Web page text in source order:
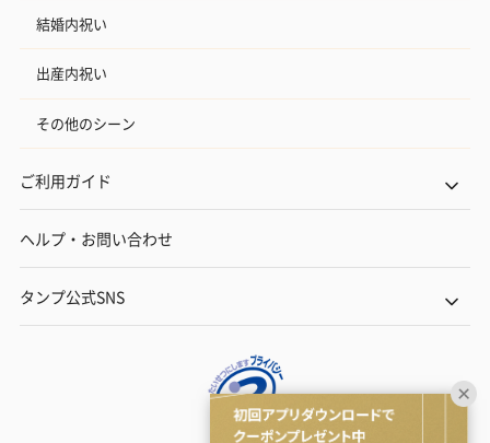
結婚内祝い
出産内祝い
その他のシーン
ご利用ガイド
ヘルプ・お問い合わせ
タンプ公式SNS